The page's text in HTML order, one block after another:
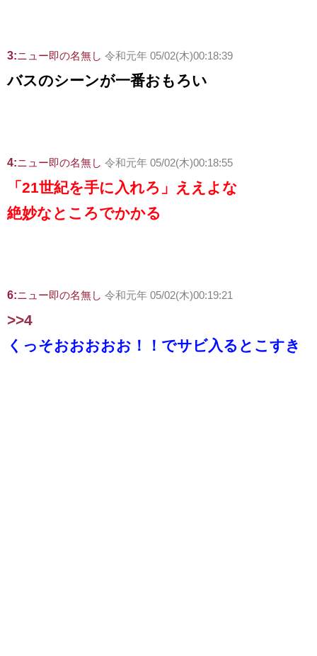
3:ニュー即の名無し 令和元年 05/02(木)00:18:39
バスのシーンが一番おもろい
4:ニュー即の名無し 令和元年 05/02(木)00:18:55
「21世紀を手に入れろ」ええよな
絶妙なところでかかる
6:ニュー即の名無し 令和元年 05/02(木)00:19:21
>>4
くっそおおおおお！！でサビ入るとこすき